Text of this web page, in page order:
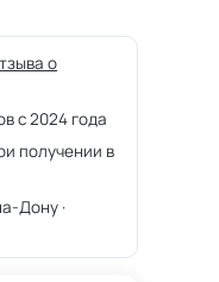
о
с 2024 года
получении в
Дону ·